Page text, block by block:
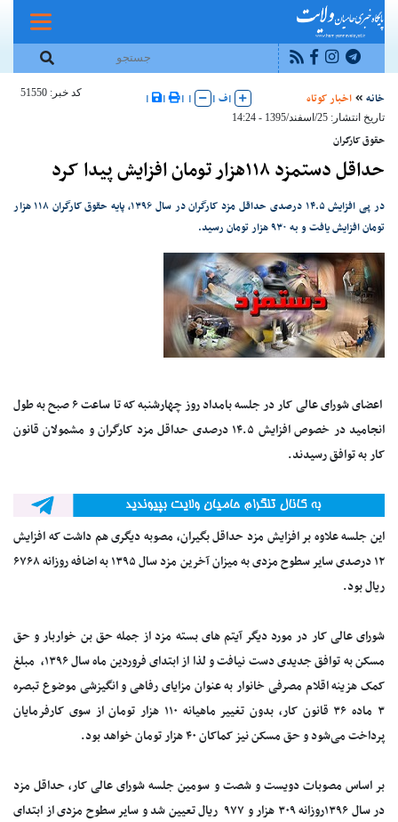
خانه اخبار کوتاه |ف |
|
|
|
|
کد خبر: 51550
تاریخ انتشار: 25/اسفند/1395 - 14:24
حقوق کارگران
حداقل دستمزد ۱۱۸هزار تومان افزایش پیدا کرد
در پی افزایش ۱۴.۵ درصدی حداقل مزد کارگران در سال ۱۳۹۶، پایه حقوق کارگران ۱۱۸ هزار
تومان افزایش یافت و به ۹۳۰ هزار تومان رسید.
اعضای شورای عالی کار در جلسه بامداد روز چهارشنبه که تا ساعت ۶ صبح به طول
انجامید در خصوص افزایش ۱۴.۵ درصدی حداقل مزد کارگران و مشمولان قانون
کار به توافق رسیدند.
این جلسه علاوه بر افزایش مزد حداقل بگیران، مصوبه دیگری هم داشت که افزایش
۱۲ درصدی سایر سطوح مزدی به میزان آخرین مزد سال ۱۳۹۵ به اضافه روزانه ۶۷۶۸
ریال بود.
شورای عالی کار در مورد دیگر آیتم های بسته مزد از جمله حق بن خواربار و حق
مسکن به توافق جدیدی دست نیافت و لذا از ابتدای فروردین ماه سال ۱۳۹۶، ‌ مبلغ
کمک هزینه اقلام مصرفی خانوار به عنوان مزایای رفاهی و انگیزشی موضوع تبصره
۳ ماده ۳۶ قانون کار، بدون تغییر ماهیانه ۱۱۰ هزار تومان از سوی کارفرمایان
پرداخت می‌شود و حق مسکن نیز کماکان ۴۰ هزار تومان خواهد بود.
بر اساس مصوبات دویست و شصت و سومین جلسه شورای عالی کار، حداقل مزد
در سال ۱۳۹۶روزانه ۳۰۹ هزار و ۹۷۷ ریال تعیین شد و سایر سطوح مزدی از ابتدای